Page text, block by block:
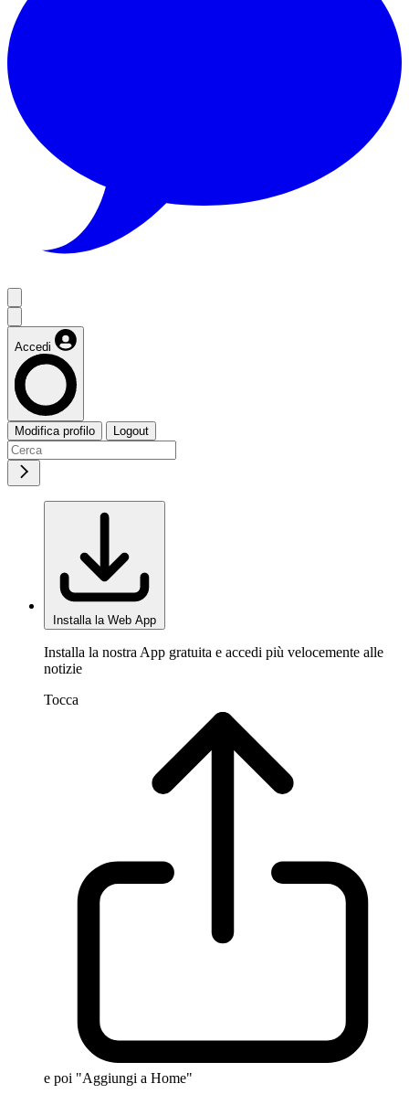
Accedi
Modifica profilo Logout
Installa la Web App
Installa la nostra App gratuita e accedi più velocemente alle
notizie
Tocca
e poi "Aggiungi a Home"